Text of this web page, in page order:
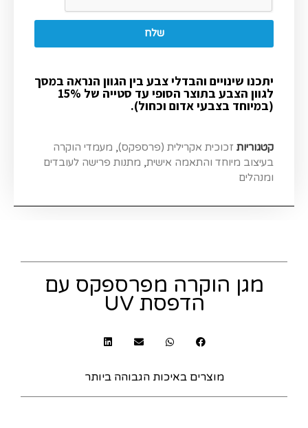
שלח
יתכנו שינויים והבדלי צבע בין הגוון הנראה במסך
לגוון הצבע בתוצר הסופי עד סטייה של 15%
(במיוחד בצבעי אדום וכחול).
קטגוריות זכוכית אקרילית (פרספקס), מעמדי הוקרה
בעיצוב מיוחד והתאמה אישית, מתנות פרישה לעובדים
ומנהלים
מגן הוקרה מפרספקס עם
הדפסת UV
מוצרים באיכות הגבוהה ביותר